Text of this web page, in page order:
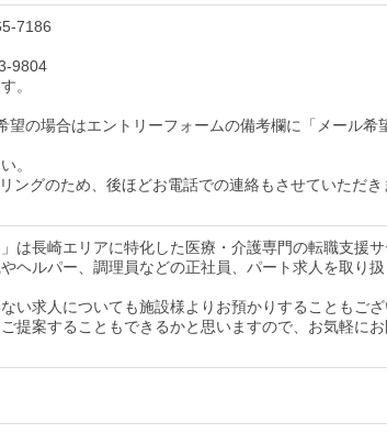
7186
9804
。
望の場合はエントリーフォームの備考欄に「メール希
。
ングのため、後ほどお電話での連絡もさせていただき
は長崎エリアに特化した医療・介護専門の転職支援
ヘルパー、調理員などの正社員、パート求人を取り
い求人についても施設様よりお預かりすることもご
提案することもできるかと思いますので、お気軽に